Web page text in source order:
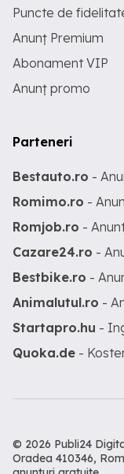
Puncte de
Anunț Premium
Abonament VIP
Anunț promo
Parteneri
Bestauto.ro -
Romimo.ro -
Romjob.ro -
Cazare24.ro -
Bestbike.ro -
Animalutul.ro -
Startapro.hu -
Quoka.de -
© 2026 Publi24
Oradea 410346,